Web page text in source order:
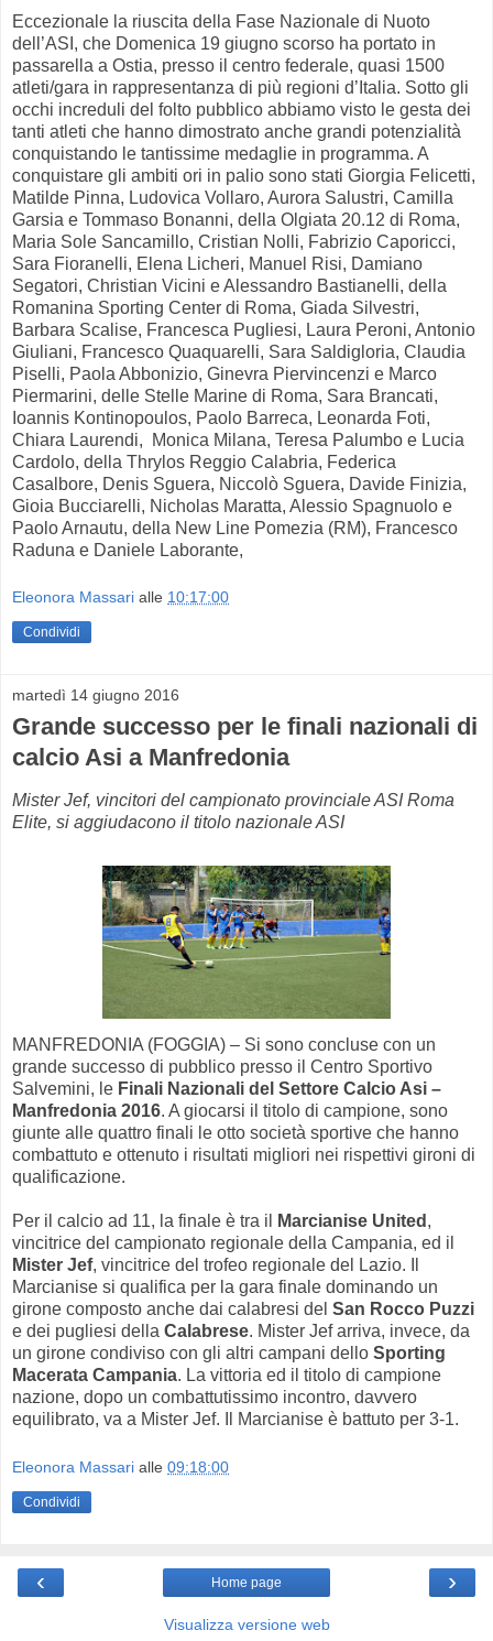
Eccezionale la riuscita della Fase Nazionale di Nuoto
dell’ASI, che Domenica 19 giugno scorso ha portato in
passarella a Ostia, presso il centro federale, quasi 1500
atleti/gara in rappresentanza di più regioni d’Italia. Sotto gli
occhi increduli del folto pubblico abbiamo visto le gesta dei
tanti atleti che hanno dimostrato anche grandi potenzialità
conquistando le tantissime medaglie in programma. A
conquistare gli ambiti ori in palio sono stati Giorgia Felicetti,
Matilde Pinna, Ludovica Vollaro, Aurora Salustri, Camilla
Garsia e Tommaso Bonanni, della Olgiata 20.12 di Roma,
Maria Sole Sancamillo, Cristian Nolli, Fabrizio Caporicci,
Sara Fioranelli, Elena Licheri, Manuel Risi, Damiano
Segatori, Christian Vicini e Alessandro Bastianelli, della
Romanina Sporting Center di Roma, Giada Silvestri,
Barbara Scalise, Francesca Pugliesi, Laura Peroni, Antonio
Giuliani, Francesco Quaquarelli, Sara Saldigloria, Claudia
Piselli, Paola Abbonizio, Ginevra Piervincenzi e Marco
Piermarini, delle Stelle Marine di Roma, Sara Brancati,
Ioannis Kontinopoulos, Paolo Barreca, Leonarda Foti,
Chiara Laurendi, Monica Milana, Teresa Palumbo e Lucia
Cardolo, della Thrylos Reggio Calabria, Federica
Casalbore, Denis Sguera, Niccolò Sguera, Davide Finizia,
Gioia Bucciarelli, Nicholas Maratta, Alessio Spagnuolo e
Paolo Arnautu, della New Line Pomezia (RM), Francesco
Raduna e Daniele Laborante,
Eleonora Massari alle 10:17:00
Condividi
martedì 14 giugno 2016
Grande successo per le finali nazionali di
calcio Asi a Manfredonia
Mister Jef, vincitori del campionato provinciale ASI Roma
Elite, si aggiudacono il titolo nazionale ASI
MANFREDONIA (FOGGIA) – Si sono concluse con un
grande successo di pubblico presso il Centro Sportivo
Salvemini, le Finali Nazionali del Settore Calcio Asi –
Manfredonia 2016. A giocarsi il titolo di campione, sono
giunte alle quattro finali le otto società sportive che hanno
combattuto e ottenuto i risultati migliori nei rispettivi gironi di
qualificazione.
Per il calcio ad 11, la finale è tra il Marcianise United ,
vincitrice del campionato regionale della Campania, ed il
Mister Jef, vincitrice del trofeo regionale del Lazio. Il
Marcianise si qualifica per la gara finale dominando un
girone composto anche dai calabresi del San Rocco Puzzi
e dei pugliesi della Calabrese. Mister Jef arriva, invece, da
un girone condiviso con gli altri campani dello Sporting
Macerata Campania. La vittoria ed il titolo di campione
nazione, dopo un combattutissimo incontro, davvero
equilibrato, va a Mister Jef. Il Marcianise è battuto per 3-1.
Eleonora Massari alle 09:18:00
Condividi
‹ ›
Home page
Visualizza versione web